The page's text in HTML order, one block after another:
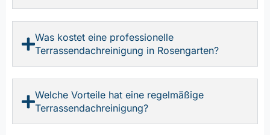
Was kostet eine professionelle
Terrassendachreinigung in Rosengarten?
Welche Vorteile hat eine regelmäßige
Terrassendachreinigung?